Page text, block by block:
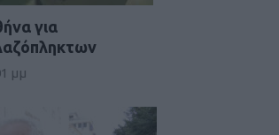
για
μμ